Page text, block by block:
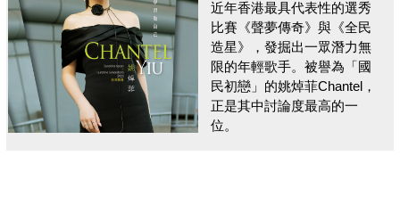
近年香港最具代表性的選秀
比賽《聲夢傳奇》與《全民
造星》，發掘出一眾潛力無
限的年輕歌手。被譽為「國
民初戀」的姚焯菲Chantel，
正是其中討論度最高的一
位。